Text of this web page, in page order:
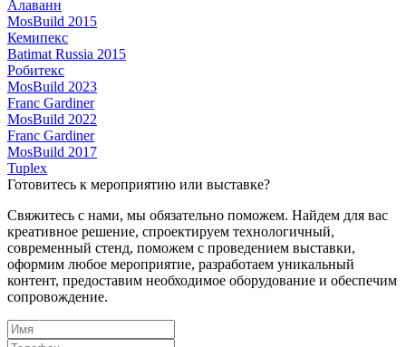
Алаванн
MosBuild 2015
Кемипекс
Batimat Russia 2015
Робитекс
MosBuild 2023
Franc Gardiner
MosBuild 2022
Franc Gardiner
MosBuild 2017
Tuplex
Готовитесь к мероприятию или выставке?
Свяжитесь с нами, мы обязательно поможем. Найдем для вас
креативное решение, спроектируем технологичный,
современный стенд, поможем с проведением выставки,
оформим любое мероприятие, разработаем уникальный
контент, предоставим необходимое оборудование и обеспечим
сопровождение.